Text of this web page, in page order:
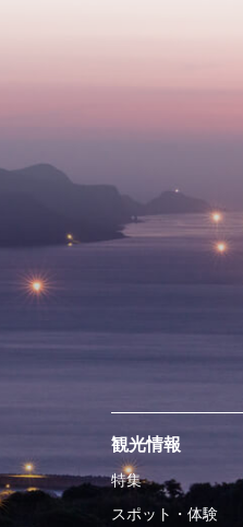
観光情報
特集
スポット・体験